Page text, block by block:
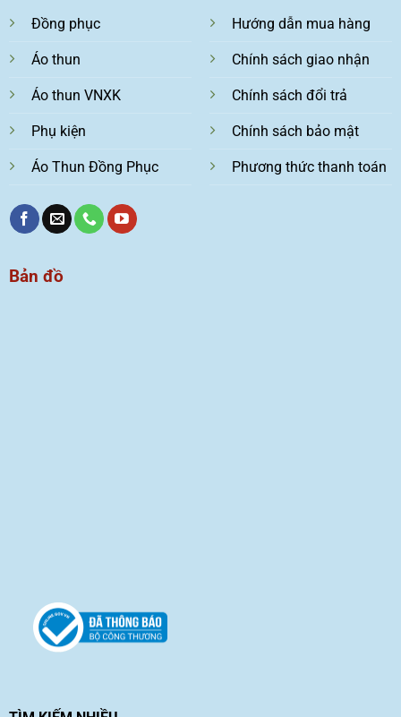
Đồng phục
Áo thun
Áo thun VNXK
Phụ kiện
Áo Thun Đồng Phục
Hướng dẫn mua hàng
Chính sách giao nhận
Chính sách đổi trả
Chính sách bảo mật
Phương thức thanh toán
Bản đồ